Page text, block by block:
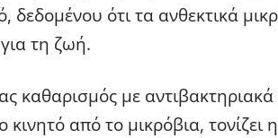
δεδομένου ότι τα ανθεκτικά
τη ζωή.
καθαρισμός με
κινητό από το μικρόβια,